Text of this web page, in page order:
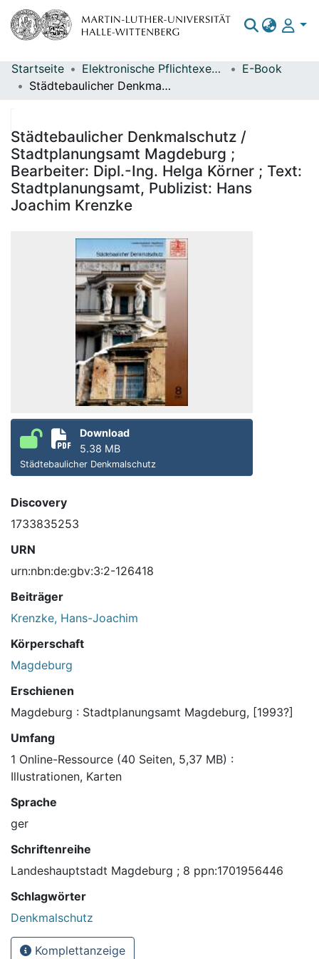
Bereiche & Sammlungen
Statistiken
Startseite Elektronische Pflichtexemplare
E-Book
Städtebaulicher Denkmalschutz / Stadtplanungsamt Magdeburg ; Bearbeiter: Dipl.-Ing. Helga Körner ; Text: Stadtplanungsamt, Publizist: Hans Joachim Krenzke
Städtebaulicher Denkmalschutz /
Stadtplanungsamt Magdeburg ;
Bearbeiter: Dipl.-Ing. Helga Körner ; Text:
Stadtplanungsamt, Publizist: Hans
Joachim Krenzke
Download
5.38 MB
Städtebaulicher Denkmalschutz
Discovery
1733835253
URN
urn:nbn:de:gbv:3:2-126418
Beiträger
Krenzke, Hans-Joachim
Körperschaft
Magdeburg
Erschienen
Magdeburg : Stadtplanungsamt Magdeburg, [1993?]
Umfang
1 Online-Ressource (40 Seiten, 5,37 MB) :
Illustrationen, Karten
Sprache
ger
Schriftenreihe
Landeshauptstadt Magdeburg ; 8 ppn:1701956446
Schlagwörter
Denkmalschutz
Komplettanzeige